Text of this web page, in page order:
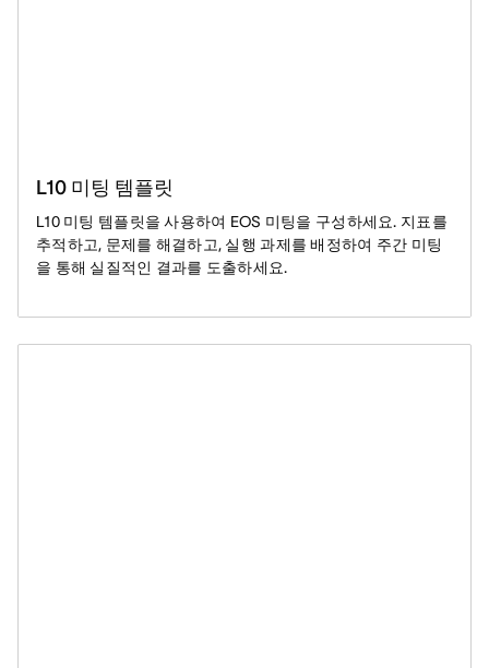
L10 미팅 템플릿
L10 미팅 템플릿을 사용하여 EOS 미팅을 구성하세요. 지표를
추적하고, 문제를 해결하고, 실행 과제를 배정하여 주간 미팅
을 통해 실질적인 결과를 도출하세요.